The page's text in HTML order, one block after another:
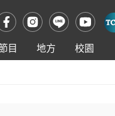
目 地方
校園